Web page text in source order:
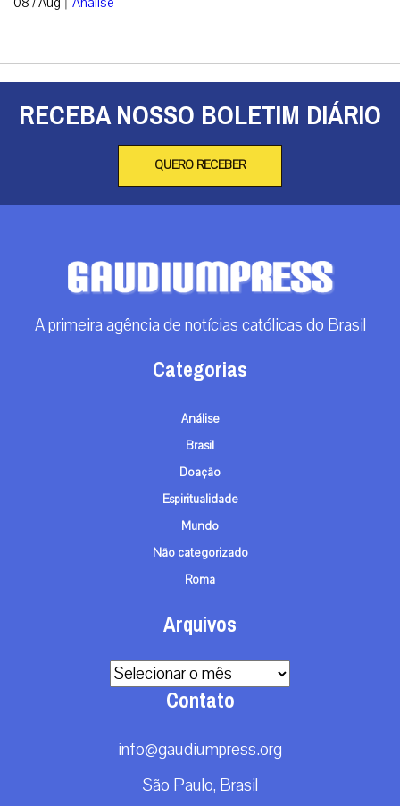
RECEBA NOSSO BOLETIM DIÁRIO
QUERO RECEBER
A primeira agência de notícias católicas do Brasil
Categorias
Análise
Brasil
Doação
Espiritualidade
Mundo
Não categorizado
Roma
Arquivos
Arquivos
Contato
info@gaudiumpress.org
São Paulo, Brasil